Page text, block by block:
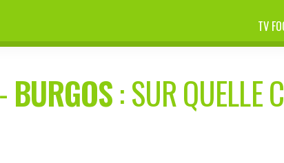
TV
-BURGOS: SUR QUELLE